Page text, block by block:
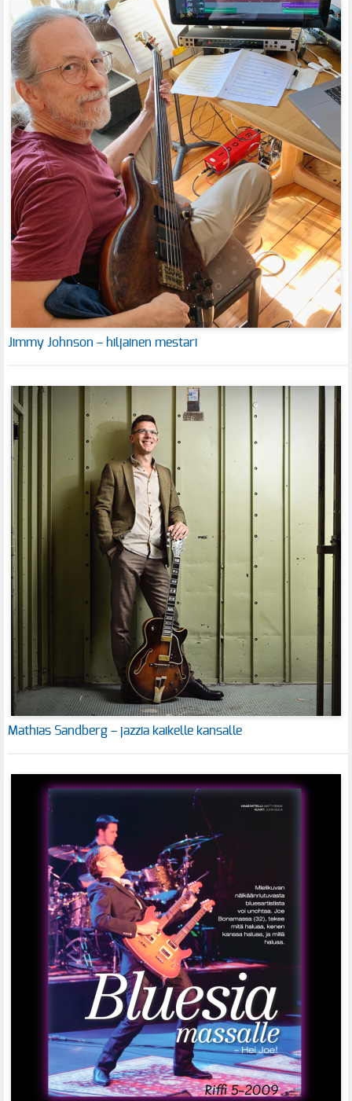
Jimmy Johnson – hiljainen mestari
Mathias Sandberg – jazzia kaikelle kansalle